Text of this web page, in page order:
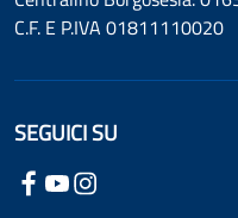
C.F. E P.IVA 01811110020
SEGUICI SU